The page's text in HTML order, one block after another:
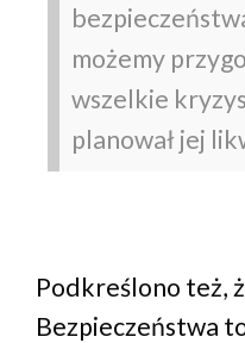
możemy
wszelkie
planował jej
Podkreślono też,
Bezpieczeństwa